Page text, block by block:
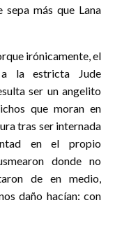
sepa más que Lana
irónicamente, el
la estricta Jude
ser un angelito
que moran en
tras ser internada
en el propio
donde no
de en medio,
daño hacían: con